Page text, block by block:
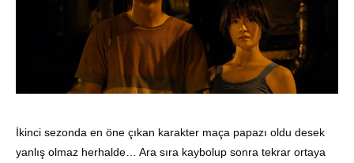
İkinci sezonda en öne çıkan karakter maça papazı oldu desek
yanlış olmaz herhalde… Ara sıra kaybolup sonra tekrar ortaya